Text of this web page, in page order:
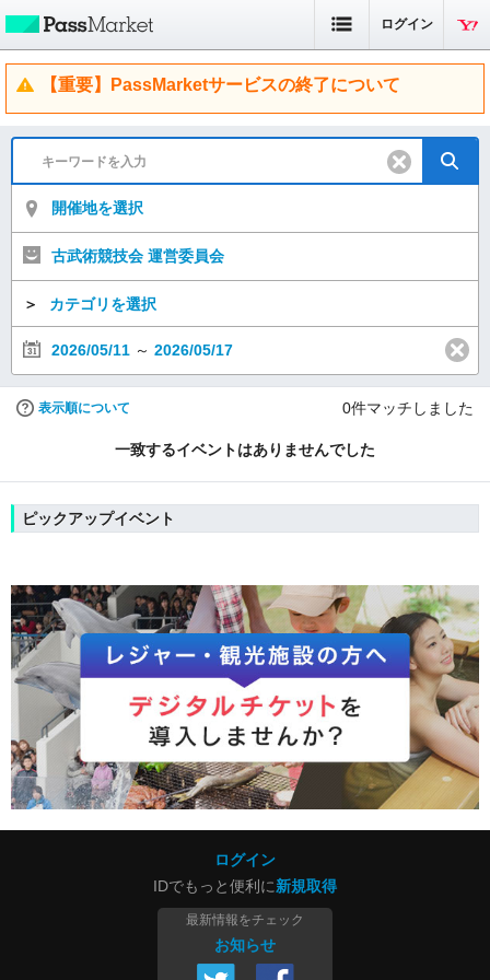
ログイン
【重要】PassMarketサービスの終了について
開催地を選択
古武術競技会 運営委員会
＞ カテゴリを選択
2026/05/11 ～ 2026/05/17
表示順について 0件マッチしました
一致するイベントはありませんでした
ピックアップイベント
ログイン
IDでもっと便利に新規取得
最新情報をチェック
お知らせ